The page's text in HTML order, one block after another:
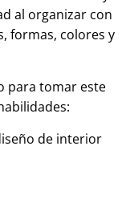
al organizar con
formas, colores y
para tomar este
de interior